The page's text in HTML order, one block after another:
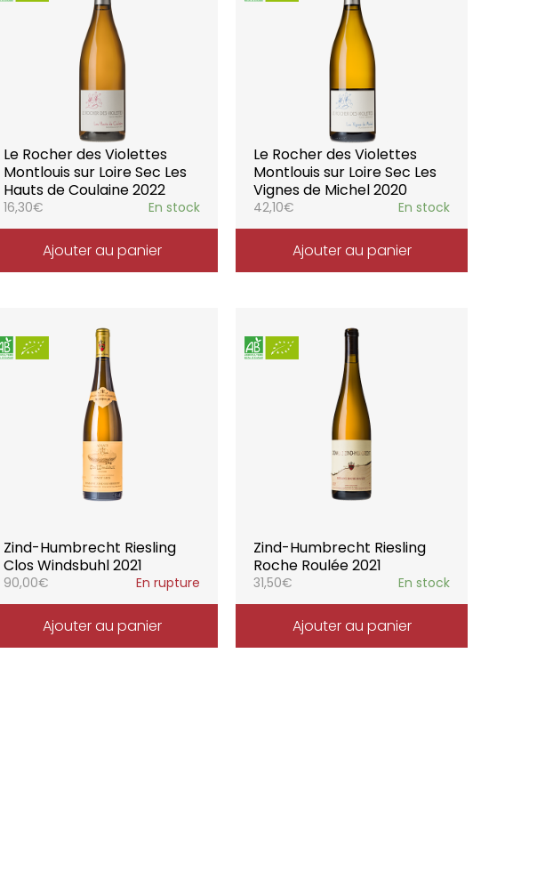
Le Rocher des Violettes
Montlouis sur Loire Sec Les
Hauts de Coulaine 2022
16,30€ En stock
Ajouter au panier
Le Rocher des Violettes
Montlouis sur Loire Sec Les
Vignes de Michel 2020
42,10€ En stock
Ajouter au panier
Zind-Humbrecht Riesling
Clos Windsbuhl 2021
90,00€ En rupture
Ajouter au panier
Zind-Humbrecht Riesling
Roche Roulée 2021
31,50€ En stock
Ajouter au panier